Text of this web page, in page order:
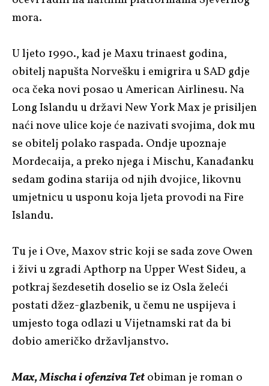
mora.
U ljeto 1990., kad je Maxu trinaest godina,
obitelj napušta Norvešku i emigrira u SAD gdje
oca čeka novi posao u American Airlinesu. Na
Long Islandu u državi New York Max je prisiljen
naći nove ulice koje će nazivati svojima, dok mu
se obitelj polako raspada. Ondje upoznaje
Mordecaija, a preko njega i Mischu, Kanađanku
sedam godina starija od njih dvojice, likovnu
umjetnicu u usponu koja ljeta provodi na Fire
Islandu.
Tu je i Ove, Maxov stric koji se sada zove Owen
i živi u zgradi Apthorp na Upper West Sideu, a
potkraj šezdesetih doselio se iz Osla želeći
postati džez-glazbenik, u čemu ne uspijeva i
umjesto toga odlazi u Vijetnamski rat da bi
dobio američko državljanstvo.
Max, Mischa i ofenziva Tetobiman je roman o